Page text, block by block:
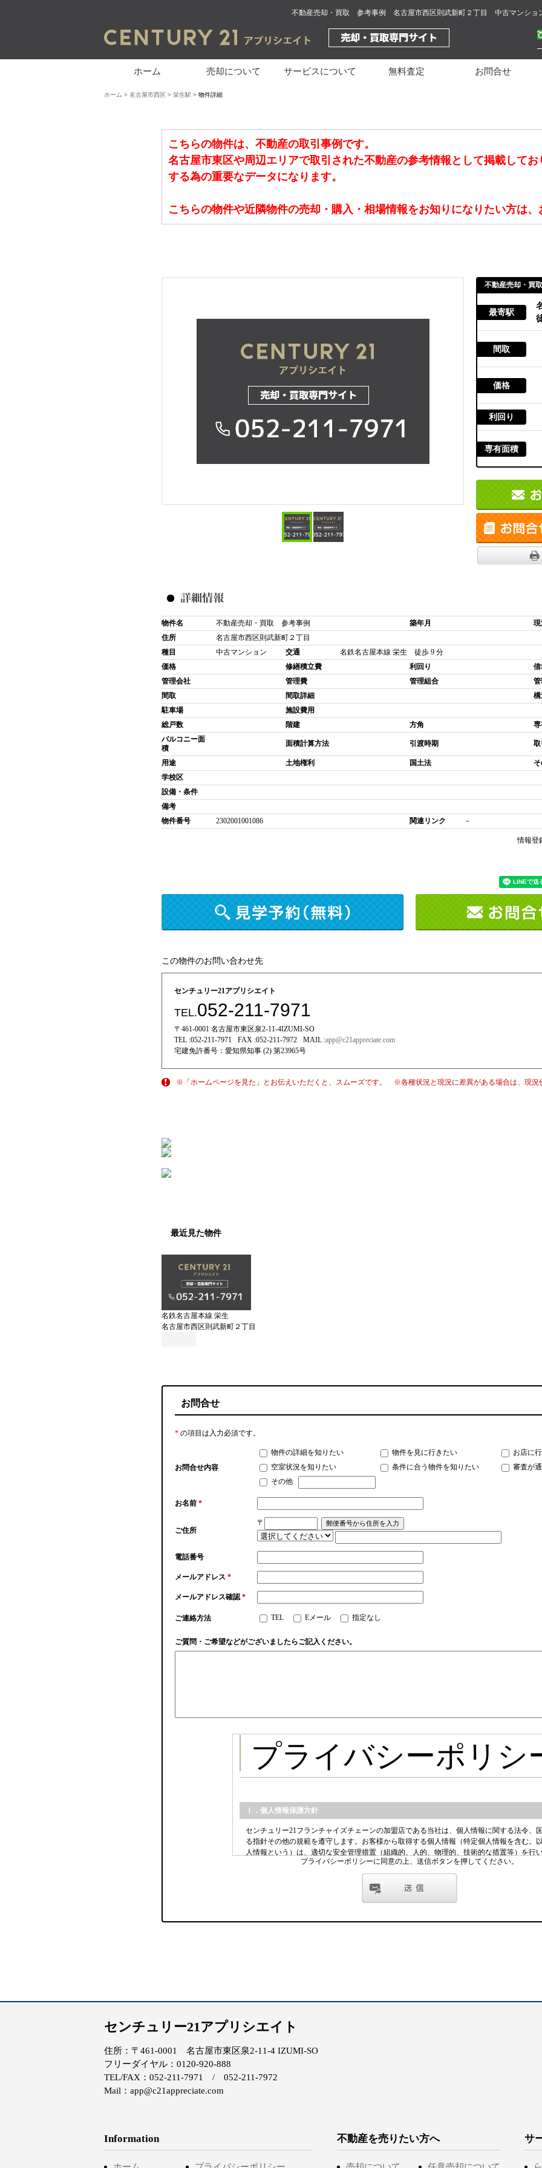
不動産売却・買取 参考事例 名古屋市西区則武新町２丁目 中古マンショ
ホーム 売却について サービスについて 無料査定 お問合せ
ホーム > 名古屋市西区 > 栄生駅 > 物件詳細
こちらの物件は、不動産の取引事例です。
名古屋市東区や周辺エリアで取引された不動産の参考情報として掲載して
する為の重要なデータになります。
こちらの物件や近隣物件の売却・購入・相場情報をお知りになりたい方は、
不動産売却・買
最寄駅
間取
価格
利回り
専有面積
物件名 不動産売却・買取 参考事例 築年月
住所
名古屋市西区則武新町２丁目
種目
中古マンション 交通
名鉄名古屋本線 栄生 徒歩 9 分
価格
修繕積立費 利回り
借
管理会社
管理費 管理組合
間取
間取詳細
駐車場
施設費用
総戸数
階建 方角
バルコニー面
積
面積計算方法 引渡時期
用途 土地権利 国土法
学校区
設備・条件
備考
物件番号
2302001001086 関連リンク －
情報登
この物件のお問い合わせ先
センチュリー21アプリシエイト
TEL.052-211-7971
〒461-0001 名古屋市東区泉2-11-4IZUMI-SO
TEL :052-211-7971 FAX :052-211-7972 MAIL :app@c21appreciate.com
宅建免許番号： 愛知県知事 (2) 第23965号
※「ホームページを見た」とお伝えいただくと、スムーズです。 ※各種状況と現況に差異がある場合は、現況
最近見た物件
名鉄名古屋本線 栄生
名古屋市西区則武新町２丁目
お問合せ
* の項目は入力必須です。
お問合せ内容
物件の詳細を知りたい 物件を見に行きたい
お店に
空室状況を知りたい
条件に合う物件を知りたい
審査が
その他
お名前 *
ご住所
〒
電話番号
メールアドレス *
メールアドレス確認*
ご連絡方法 TEL Eメール 指定なし
ご質問・ご希望などがございましたらご記入ください。
プライバシーポリシーに同意の上、送信ボタンを押してください。
Information 不動産を売りたい方へ サ
センチュリー21アプリシエイト
住所：〒461-0001 名古屋市東区泉2-11-4 IZUMI-SO
フリーダイヤル：0120-920-888
TEL/FAX：052-211-7971 / 052-211-7972
Mail：app@c21appreciate.com